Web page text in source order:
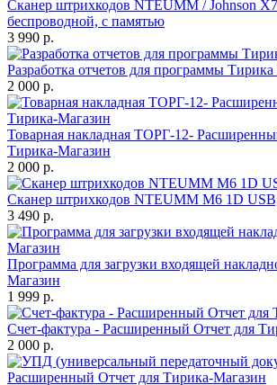
Сканер штрихкодов NTEUMM / Johnson
беспроводной, с памятью
3 990 р.
Разработка отчетов для программы
2 000 р.
Товарная накладная ТОРГ-12-
Тирика-Магазин
2 000 р.
Сканер штрихкодов NTEUMM M6 1D
3 490 р.
Программа для загрузки входящей
Магазин
1 999 р.
Счет-фактура - Расширенный Отчет для
2 000 р.